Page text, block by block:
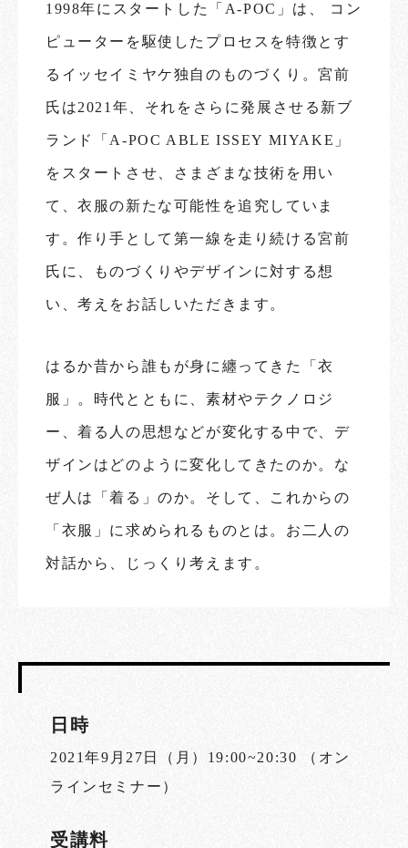
1998年にスタートした「A-POC」は、 コン
ピューターを駆使したプロセスを特徴とす
るイッセイミヤケ独自のものづくり。宮前
氏は2021年、それをさらに発展させる新ブ
ランド「A-POC ABLE ISSEY MIYAKE」
をスタートさせ、さまざまな技術を用い
て、衣服の新たな可能性を追究していま
す。作り手として第一線を走り続ける宮前
氏に、ものづくりやデザインに対する想
い、考えをお話しいただきます。
はるか昔から誰もが身に纏ってきた「衣
服」。時代とともに、素材やテクノロジ
ー、着る人の思想などが変化する中で、デ
ザインはどのように変化してきたのか。な
ぜ人は「着る」のか。そして、これからの
「衣服」に求められるものとは。お二人の
対話から、じっくり考えます。
日時
2021年9月27日（月）19:00~20:30 （オン
ラインセミナー）
受講料